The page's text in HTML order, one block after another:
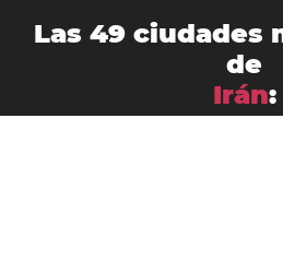
Las 49 ciudades
de
Irán: